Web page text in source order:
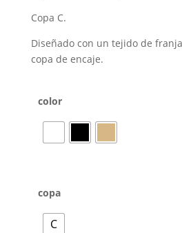
Copa C.
Diseñado con un tejido de
copa de encaje.
color
copa
C